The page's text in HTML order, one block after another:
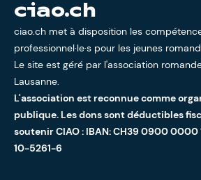
ciao.ch
ciao.ch met à disposition les
professionnel·le·s pour les jeunes
Le site est géré par l'association
Lausanne.
L'association est reconnue comme
publique. Les dons sont déductibles
soutenir CIAO : IBAN: CH39 0900 0000
10-5261-6